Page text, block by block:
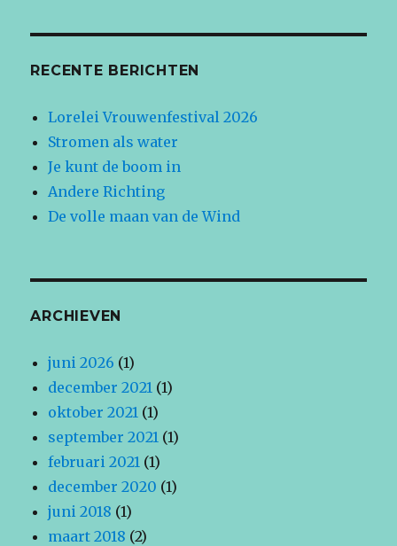
RECENTE BERICHTEN
Lorelei Vrouwenfestival 2026
Stromen als water
Je kunt de boom in
Andere Richting
De volle maan van de Wind
ARCHIEVEN
juni 2026 (1)
december 2021 (1)
oktober 2021 (1)
september 2021 (1)
februari 2021 (1)
december 2020 (1)
juni 2018 (1)
maart 2018 (2)